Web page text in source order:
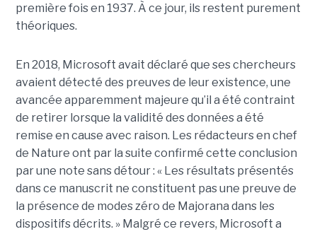
première fois en 1937. À ce jour, ils restent purement
théoriques.
En 2018, Microsoft avait déclaré que ses chercheurs
avaient détecté des preuves de leur existence, une
avancée apparemment majeure qu’il a été contraint
de retirer lorsque la validité des données a été
remise en cause avec raison. Les rédacteurs en chef
de Nature ont par la suite confirmé cette conclusion
par une note sans détour : « Les résultats présentés
dans ce manuscrit ne constituent pas une preuve de
la présence de modes zéro de Majorana dans les
dispositifs décrits. » Malgré ce revers, Microsoft a